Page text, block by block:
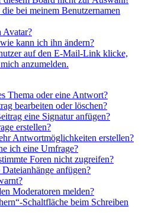
bei meinem Benutzernamen
Avatar?
kann ich ihn ändern?
auf den E-Mail-Link klicke,
anzumelden.
Thema oder eine Antwort?
bearbeiten oder löschen?
eine Signatur anfügen?
erstellen?
Antwortmöglichkeiten erstellen?
ich eine Umfrage?
Foren nicht zugreifen?
anfügen?
Moderatoren melden?
Schaltfläche beim Schreiben